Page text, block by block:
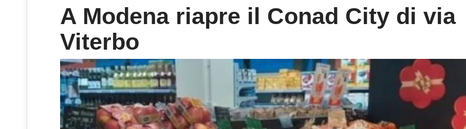
A Modena riapre il Conad City di via
Viterbo